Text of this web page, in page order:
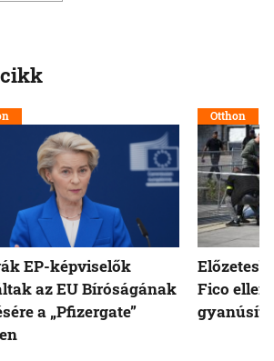
EP-képviselők
az EU Bíróságának
a „Pfizergate”
Otthon
Fico